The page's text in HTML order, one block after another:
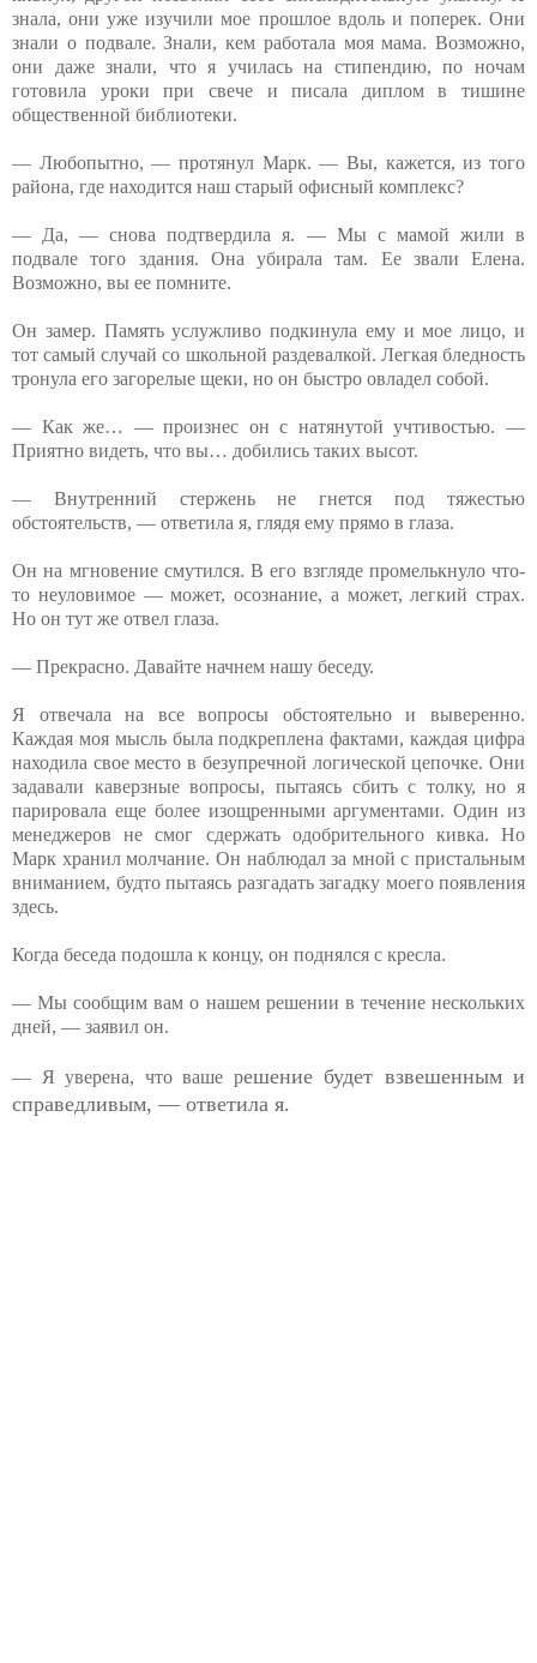
знала, они уже изучили мое прошлое вдоль и поперек. Они
знали о подвале. Знали, кем работала моя мама. Возможно,
они даже знали, что я училась на стипендию, по ночам
готовила уроки при свече и писала диплом в тишине
общественной библиотеки.
— Любопытно, — протянул Марк. — Вы, кажется, из того
района, где находится наш старый офисный комплекс?
— Да, — снова подтвердила я. — Мы с мамой жили в
подвале того здания. Она убирала там. Ее звали Елена.
Возможно, вы ее помните.
Он замер. Память услужливо подкинула ему и мое лицо, и
тот самый случай со школьной раздевалкой. Легкая бледность
тронула его загорелые щеки, но он быстро овладел собой.
— Как же… — произнес он с натянутой учтивостью. —
Приятно видеть, что вы… добились таких высот.
— Внутренний стержень не гнется под тяжестью
обстоятельств, — ответила я, глядя ему прямо в глаза.
Он на мгновение смутился. В его взгляде промелькнуло что-
то неуловимое — может, осознание, а может, легкий страх.
Но он тут же отвел глаза.
— Прекрасно. Давайте начнем нашу беседу.
Я отвечала на все вопросы обстоятельно и выверенно.
Каждая моя мысль была подкреплена фактами, каждая цифра
находила свое место в безупречной логической цепочке. Они
задавали каверзные вопросы, пытаясь сбить с толку, но я
парировала еще более изощренными аргументами. Один из
менеджеров не смог сдержать одобрительного кивка. Но
Марк хранил молчание. Он наблюдал за мной с пристальным
вниманием, будто пытаясь разгадать загадку моего появления
здесь.
Когда беседа подошла к концу, он поднялся с кресла.
— Мы сообщим вам о нашем решении в течение нескольких
дней, — заявил он.
— Я уверена, что ваше решение будет взвешенным и
справедливым, — ответила я.